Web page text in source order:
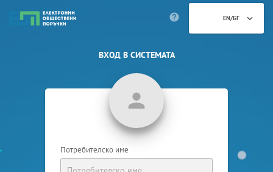
EN/БГ
ВХОД В СИСТЕМАТА
Потребителско име